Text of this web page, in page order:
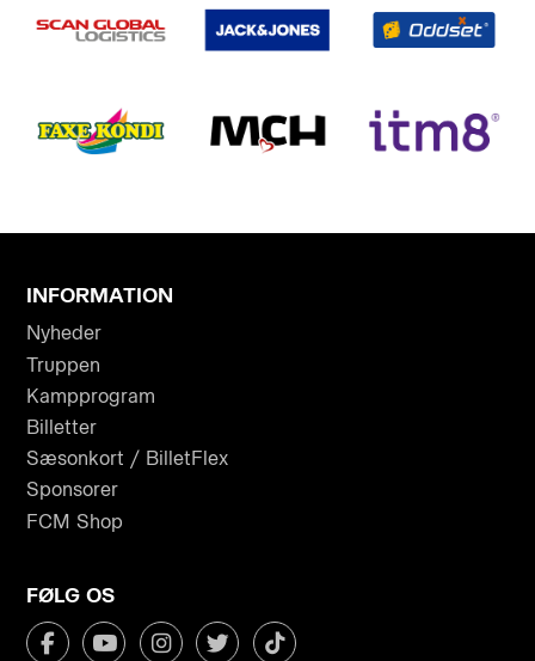
INFORMATION
Nyheder
Truppen
Kampprogram
Billetter
Sæsonkort / BilletFlex
Sponsorer
FCM Shop
FØLG OS